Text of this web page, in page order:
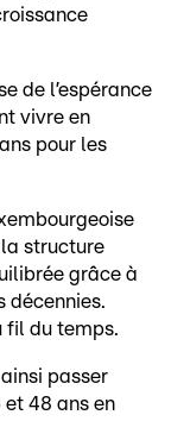
de l’espérance
vivre en
pour les
la structure
grâce à
décennies.
fil du temps.
passer
et 48 ans en